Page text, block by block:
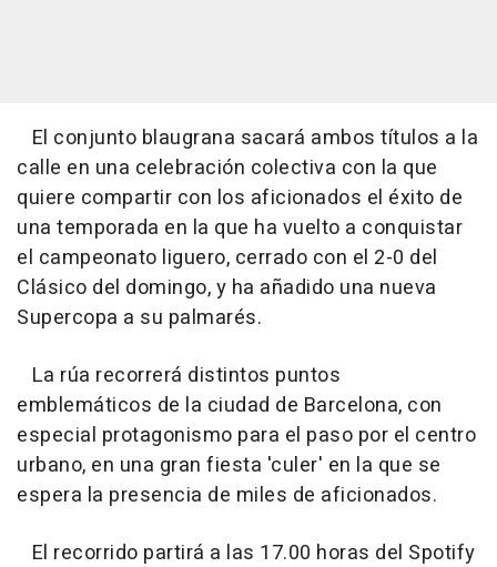
El conjunto blaugrana sacará ambos títulos a la
calle en una celebración colectiva con la que
quiere compartir con los aficionados el éxito de
una temporada en la que ha vuelto a conquistar
el campeonato liguero, cerrado con el 2-0 del
Clásico del domingo, y ha añadido una nueva
Supercopa a su palmarés.
La rúa recorrerá distintos puntos
emblemáticos de la ciudad de Barcelona, con
especial protagonismo para el paso por el centro
urbano, en una gran fiesta 'culer' en la que se
espera la presencia de miles de aficionados.
El recorrido partirá a las 17.00 horas del Spotify